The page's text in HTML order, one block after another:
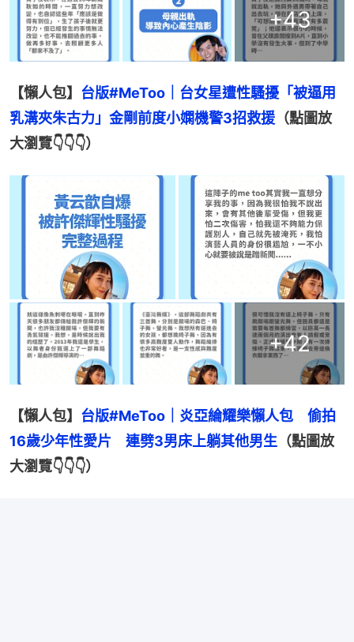
+43
【懶人包】 台版#MeToo｜台女星遭性騷擾「被逼用
乳溝夾朱古力」金剛前度小嫻機警3招救援 （點圖放
大瀏覽👇👇👇）
+42
【懶人包】 台版#MeToo｜炎亞綸耀樂懶人包　偷拍
16歲少年性愛片　連劈3男床上躺其他男生 （點圖放
大瀏覽👇👇👇）